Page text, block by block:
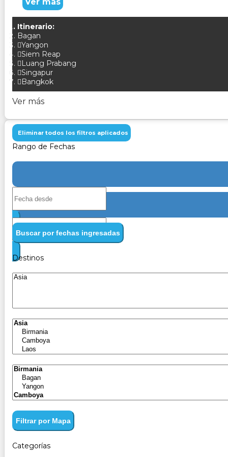
Itinerario:
Bagan
Yangon
Siem Reap
Luang Prabang
Singapur
Bangkok
Ver más
Eliminar todos los filtros aplicados
Rango de Fechas
Buscar por fechas ingresadas
Destinos
Filtrar por Mapa
Categorías